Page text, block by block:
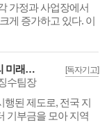
가정과 사업장에서
게 증가하고 있다. 이
[독자기고]
[독자기고] 고향사랑기부제! 우리 미래를 위해 모두의 사랑과 관심이 필요합니다.
수팀장
행된 제도로, 전국 지
기부금을 모아 지역